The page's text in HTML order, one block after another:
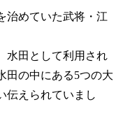
治めていた武将・江
水田として利用され
田の中にある5つの大
伝えられていまし